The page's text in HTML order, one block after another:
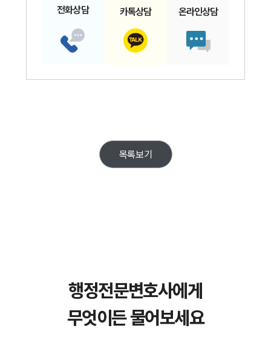
전화상담 카톡상담 온라인상담
목록보기
행정전문변호사에게
무엇이든 물어보세요